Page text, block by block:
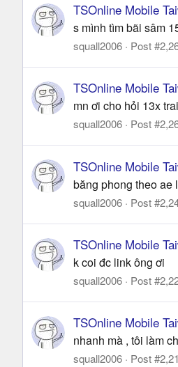
TSOnline Mobile
s mình tìm bãi sâm
squall2006 Post
TSOnline Mobile
mn ơi cho hỏi 13x
squall2006 Post
TSOnline Mobile
băng phong theo ae
squall2006 Post
TSOnline Mobile
k coi đc link ông ơi
squall2006 Post
TSOnline Mobile
nhanh mà , tôi làm
squall2006 Post